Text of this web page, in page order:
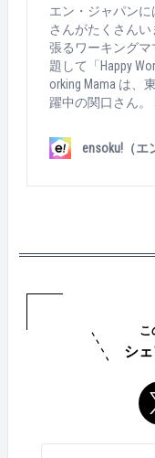
事、楽しく両立する
いっきり嘆くこと、ですかね
そして仕事もある
ともあります。
無理に我慢せず、
っています。その
p; &nbsp; &nbsp;
次の「Happy
て、外出をして…
ましたね。 そんな中、私は、時短勤務な上に、子供
の熱でお休みしな
ていて。周囲に
ように達成できな
Q：その壁、どう
た。新規開拓が重
アントの関係性を
ま、という気持
力で走っている
していて、乾燥
物をたたんでく
エン・ジャパン
さんがたくさんいます。 育児も仕事も大
張るワーキングマ
題して「Happy
orking Mama は、
躍中の関口さん
Happy Working
暦：11年目（エン・ジ
ぜ？ 私が産休に
て働き、活躍さ
した。その姿を
自分も、働き続
す。9月に第二子
ensoku!（エ
こ
シ